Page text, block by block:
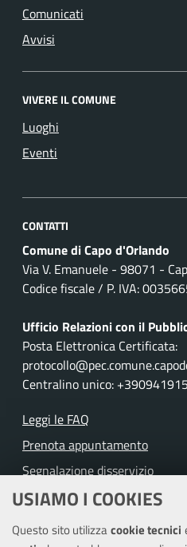
USIAMO I COOKIES
Questo sito utilizzacookie tecnici
Comunicati
Avvisi
VIVERE IL COMUNE
Luoghi
Eventi
CONTATTI
Comune di Capo d'Orlando
Via V. Emanuele - 98071 -
Codice fiscale / P. IVA:
Ufficio Relazioni con il
Posta Elettronica Certificata:
Centralino unico:
Leggi le FAQ
Prenota appuntamento
Segnalazione disservizio
Richiesta assistenza
Amministrazione trasparente